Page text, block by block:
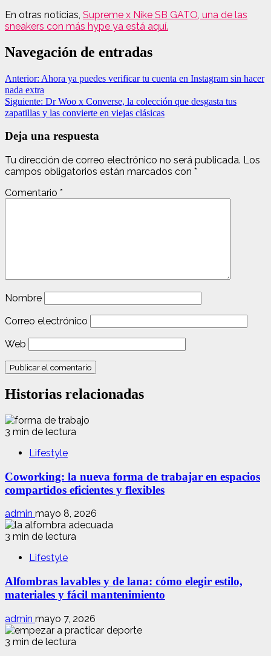
En otras noticias, Supreme x Nike SB GATO, una de las
sneakers con más hype ya está aquí.
Navegación de entradas
Anterior: Ahora ya puedes verificar tu cuenta en Instagram sin hacer
nada extra
Siguiente: Dr Woo x Converse, la colección que desgasta tus
zapatillas y las convierte en viejas clásicas
Deja una respuesta
Tu dirección de correo electrónico no será publicada. Los
campos obligatorios están marcados con *
Comentario *
Nombre
Correo electrónico
Web
Historias relacionadas
3 min de lectura
Lifestyle
Coworking: la nueva forma de trabajar en espacios
compartidos eficientes y flexibles
admin mayo 8, 2026
3 min de lectura
Lifestyle
Alfombras lavables y de lana: cómo elegir estilo,
materiales y fácil mantenimiento
admin mayo 7, 2026
3 min de lectura